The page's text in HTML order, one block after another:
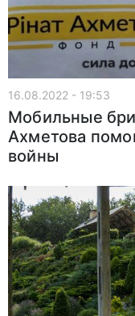
16.08.2022 - 19:53
Мобильные
Ахметова
войны